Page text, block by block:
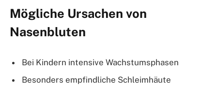
Mögliche Ursachen von
Nasenbluten
Bei Kindern intensive Wachstumsphasen
Besonders empfindliche Schleimhäute